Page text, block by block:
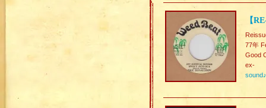
【
77年
Good
ex-
sound♪